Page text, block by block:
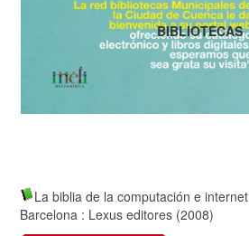
La biblia de la computación e internet
Barcelona : Lexus editores (2008)
BIBLIOTECAS